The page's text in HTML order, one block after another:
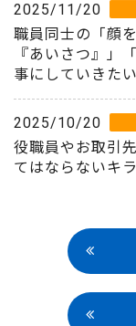
2025/11/20
職員同士の「顔
『あいさつ』」
事にしていきたい
2025/10/20
役職員やお取引
てはならないキ